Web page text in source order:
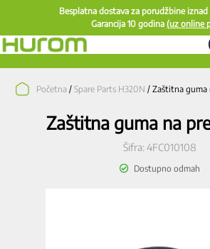
Besplatna dostava za porudžbine
Garancija 10 godina (uz online
Početna /Spare Parts H320N / Zaštitna guma
Zaštitna guma na
Šifra:4FC010108